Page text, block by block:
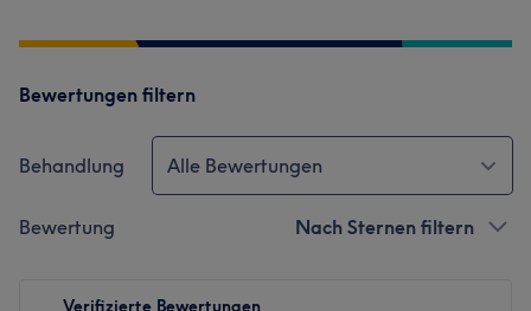
Bewertungen filtern
Behandlung Alle Bewertungen
Bewertung Nach Sternen filtern
Verifizierte Bewertungen